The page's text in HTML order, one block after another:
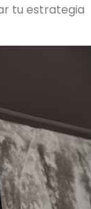
tu estrategia